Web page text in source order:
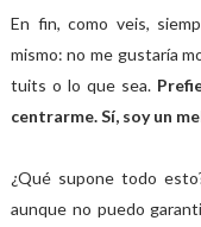
En fin, como veis,
mismo: no me gustaría
tuits o lo que sea.
centrarme. Sí, soy un
¿Qué supone todo
aunque no puedo